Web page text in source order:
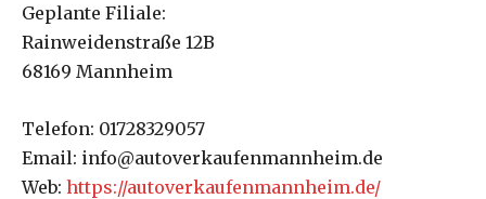
Geplante Filiale:
Rainweidenstraße 12B
68169 Mannheim
Telefon: 01728329057
Email: info@autoverkaufenmannheim.de
Web: https://autoverkaufenmannheim.de/